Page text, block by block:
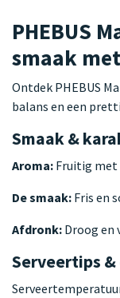
PHEBUS
smaak
Ontdek PHEBUS
balans en een
Smaak &
Aroma: Fruitig met
De smaak: Fris en
Afdronk: Droog en
Serveertips